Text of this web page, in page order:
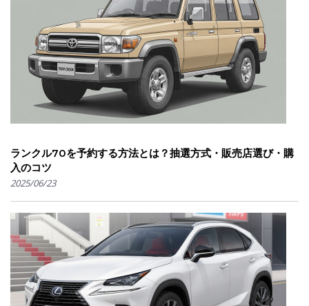
ランクル70を予約する方法とは？抽選方式・販売店選び・購
入のコツ
2025/06/23